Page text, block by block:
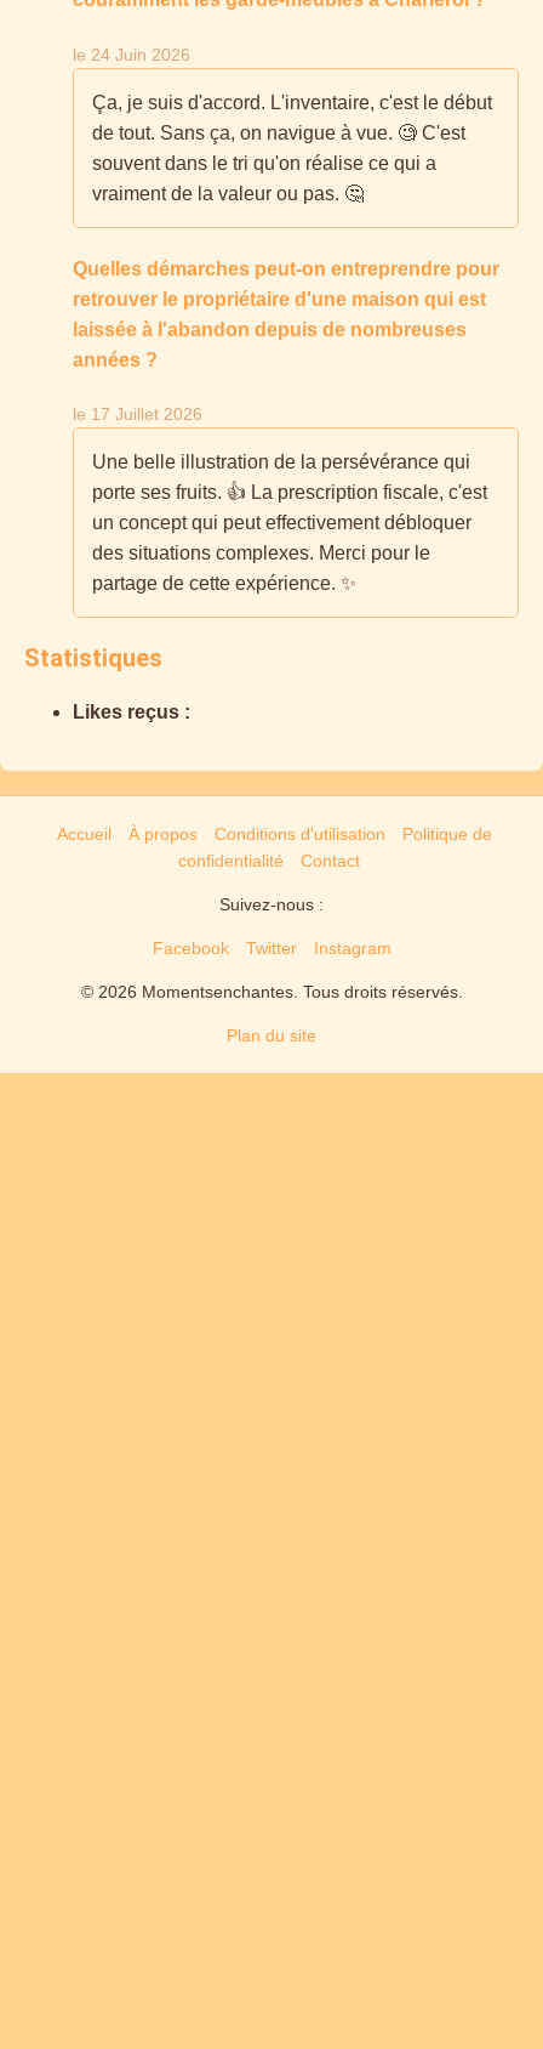
le 24 Juin 2026
Ça, je suis d'accord. L'inventaire, c'est le début
de tout. Sans ça, on navigue à vue. 🧐 C'est
souvent dans le tri qu'on réalise ce qui a
vraiment de la valeur ou pas. 🤔
Quelles démarches peut-on entreprendre pour
retrouver le propriétaire d'une maison qui est
laissée à l'abandon depuis de nombreuses
années ?
le 17 Juillet 2026
Une belle illustration de la persévérance qui
porte ses fruits. 👍 La prescription fiscale, c'est
un concept qui peut effectivement débloquer
des situations complexes. Merci pour le
partage de cette expérience. ✨
Statistiques
Likes reçus :
Accueil À propos Conditions d'utilisation
Politique de
confidentialité
Contact
Suivez-nous :
Facebook Twitter Instagram
© 2026 Momentsenchantes. Tous droits réservés.
Plan du site